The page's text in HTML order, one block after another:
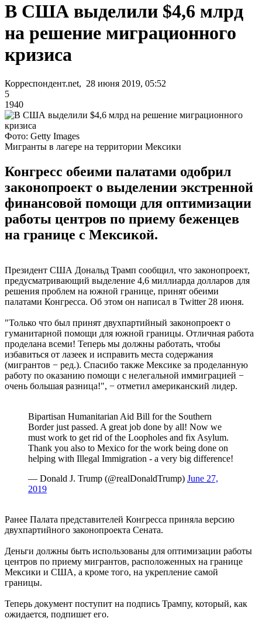
В США выделили $4,6 млрд
на решение миграционного
кризиса
Корреспондент.net, 28 июня 2019, 05:52
5
1940
Фото: Getty Images
Мигранты в лагере на территории Мексики
Конгресс обеими палатами одобрил
законопроект о выделении экстренной
финансовой помощи для оптимизации
работы центров по приему беженцев
на границе с Мексикой.
Президент США Дональд Трамп сообщил, что законопроект,
предусматривающий выделение 4,6 миллиарда долларов для
решения проблем на южной границе, принят обеими
палатами Конгресса. Об этом он написал в Twitter 28 июня.
"Только что был принят двухпартийный законопроект о
гуманитарной помощи для южной границы. Отличная работа
проделана всеми! Теперь мы должны работать, чтобы
избавиться от лазеек и исправить места содержания
(мигрантов − ред.). Спасибо также Мексике за проделанную
работу по оказанию помощи с нелегальной иммиграцией −
очень большая разница!", − отметил американский лидер.
Bipartisan Humanitarian Aid Bill for the Southern
Border just passed. A great job done by all! Now we
must work to get rid of the Loopholes and fix Asylum.
Thank you also to Mexico for the work being done on
helping with Illegal Immigration - a very big difference!
— Donald J. Trump (@realDonaldTrump) June 27,
2019
Ранее Палата представителей Конгресса приняла версию
двухпартийного законопроекта Сената.
Деньги должны быть использованы для оптимизации работы
центров по приему мигрантов, расположенных на границе
Мексики и США, а кроме того, на укрепление самой
границы.
Теперь документ поступит на подпись Трампу, который, как
ожидается, подпишет его.